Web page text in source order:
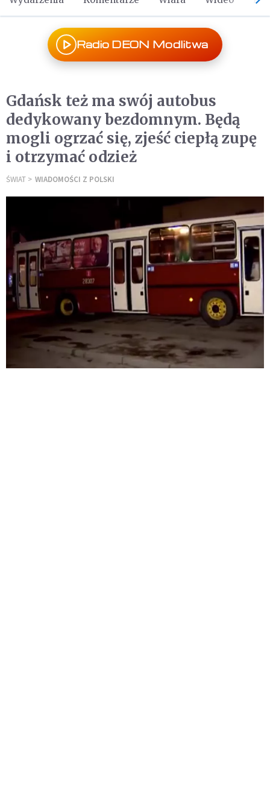
Radio DEON Modlitwa
Gdańsk też ma swój autobus
dedykowany bezdomnym. Będą
mogli ogrzać się, zjeść ciepłą zupę
i otrzymać odzież
ŚWIAT WIADOMOŚCI Z POLSKI